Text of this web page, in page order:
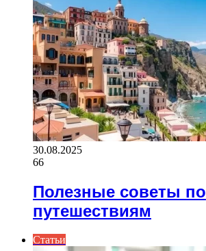
30.08.2025
66
Полезные советы по
путешествиям
Статьи